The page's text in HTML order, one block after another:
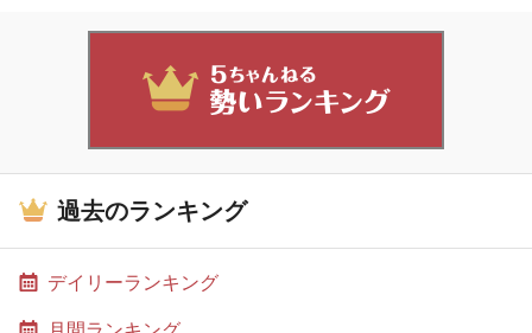
過去のランキング
デイリーランキング